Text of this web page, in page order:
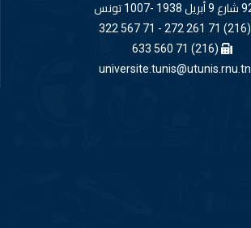
(216) 71 261 272 - 71 567 322
(216) 71 560 633
universite.tunis@utunis.rnu.tn